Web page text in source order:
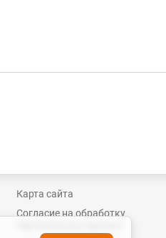
Карта сайта
Согласие на обработку